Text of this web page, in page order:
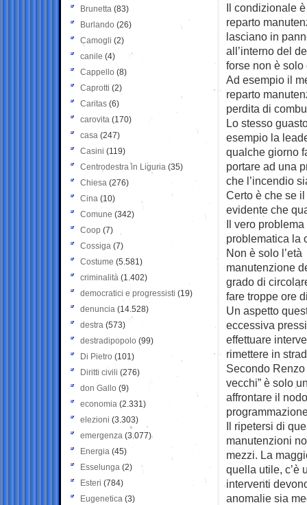
Il condizionale
reparto
lasciano in
all’interno del
forse non è solo
Ad esempio il
reparto
perdita di
Lo stesso
esempio la
qualche giorno
portare ad una
che l’incendio
Certo è che se
evidente che
Il vero
problematica la
Non è solo
manutenzione
grado di
fare troppe ore
Un aspetto
eccessiva
effettuare
rimettere in
Secondo
vecchi” è solo
affrontare il
Il ripetersi di
manutenzioni
mezzi. La
quella utile, c’è
interventi
anomalie sia
Brunetta (83)
Burlando (26)
Camogli (2)
canile (4)
Cappello (8)
Caprotti (2)
Caritas (6)
carovita (170)
casa (247)
Casini (119)
Centrodestra in Liguria (35)
Chiesa (276)
Cina (10)
Comune (342)
Coop (7)
Cossiga (7)
Costume (5.581)
criminalità (1.402)
democratici e progressisti (19)
denuncia (14.528)
destra (573)
destradipopolo (99)
Di Pietro (101)
Diritti civili (276)
don Gallo (9)
economia (2.331)
elezioni (3.303)
emergenza (3.077)
Energia (45)
Esselunga (2)
Esteri (784)
Eugenetica (3)